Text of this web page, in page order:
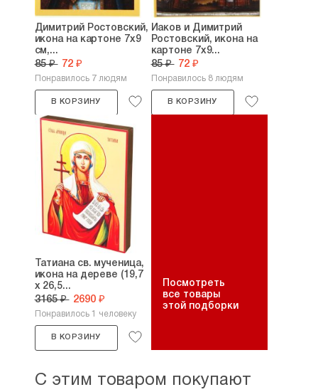
Димитрий Ростовский,
икона на картоне 7х9
см,...
85 ₽ 72 ₽
Понравилось 7 людям
В КОРЗИНУ
Иаков и Димитрий
Ростовский, икона на
картоне 7х9...
85 ₽ 72 ₽
Понравилось 8 людям
В КОРЗИНУ
Татиана св. мученица,
икона на дереве (19,7
х 26,5...
3165 ₽ 2690 ₽
Понравилось 1 человеку
В КОРЗИНУ
Посмотреть
все товары
этой подборки
С этим товаром покупают